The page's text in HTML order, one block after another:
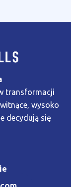
transformacji
wysoko
decydują się